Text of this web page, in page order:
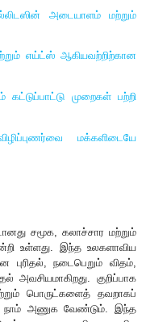
அறிவைப் பெறுதல்.
அடிமையாதலுக்கான
குறித்து அறிதல்.
நோய்கள் மற்றும்
மற்றும் எய்ட்ஸ்
மற்றும் கட்டுப்பாட்டு